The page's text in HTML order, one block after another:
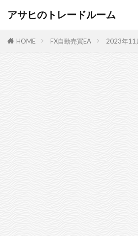
アサヒのトレードルーム
HOME FX自動売買EA 2023年11